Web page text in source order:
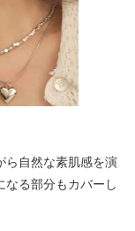
ら自然な素肌感を演
なる部分もカバーし